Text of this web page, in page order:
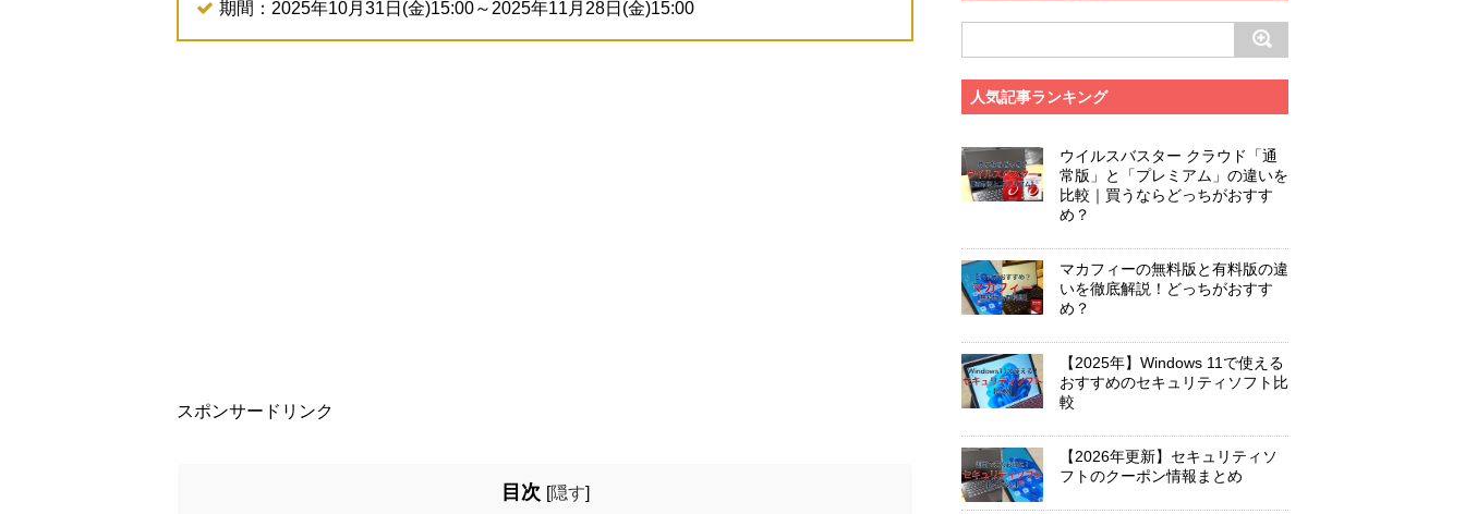
期間：2025年10月31日(金)15:00～2025年11月28日(金)15:00
スポンサードリンク
目次 [隠す]
人気記事ランキング
ウイルスバスター クラウド「通
常版」と「プレミアム」の違いを
比較｜買うならどっちがおすす
め？
マカフィーの無料版と有料版の違
いを徹底解説！どっちがおすす
め？
【2025年】Windows 11で使える
おすすめのセキュリティソフト比
較
【2026年更新】セキュリティソ
フトのクーポン情報まとめ